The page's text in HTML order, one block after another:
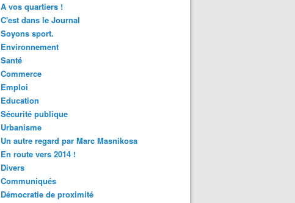
A vos quartiers !
C'est dans le Journal
Soyons sport.
Environnement
Santé
Commerce
Emploi
Education
Sécurité publique
Urbanisme
Un autre regard par Marc Masnikosa
En route vers 2014 !
Divers
Communiqués
Démocratie de proximité